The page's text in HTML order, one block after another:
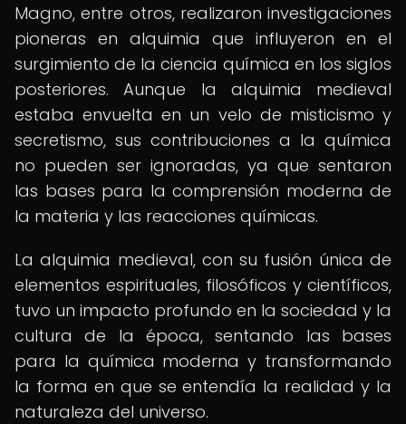
Magno, entre otros, realizaron investigaciones
pioneras en alquimia que influyeron en el
surgimiento de la ciencia química en los siglos
posteriores. Aunque la alquimia medieval
estaba envuelta en un velo de misticismo y
secretismo, sus contribuciones a la química
no pueden ser ignoradas, ya que sentaron
las bases para la comprensión moderna de
la materia y las reacciones químicas.
La alquimia medieval, con su fusión única de
elementos espirituales, filosóficos y científicos,
tuvo un impacto profundo en la sociedad y la
cultura de la época, sentando las bases
para la química moderna y transformando
la forma en que se entendía la realidad y la
naturaleza del universo.